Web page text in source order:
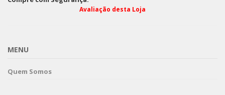
Avaliação desta Loja
MENU
Quem Somos